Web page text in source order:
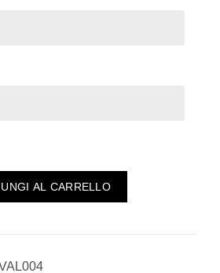
per San Valentino personalizzata, con
AL CARRELLO